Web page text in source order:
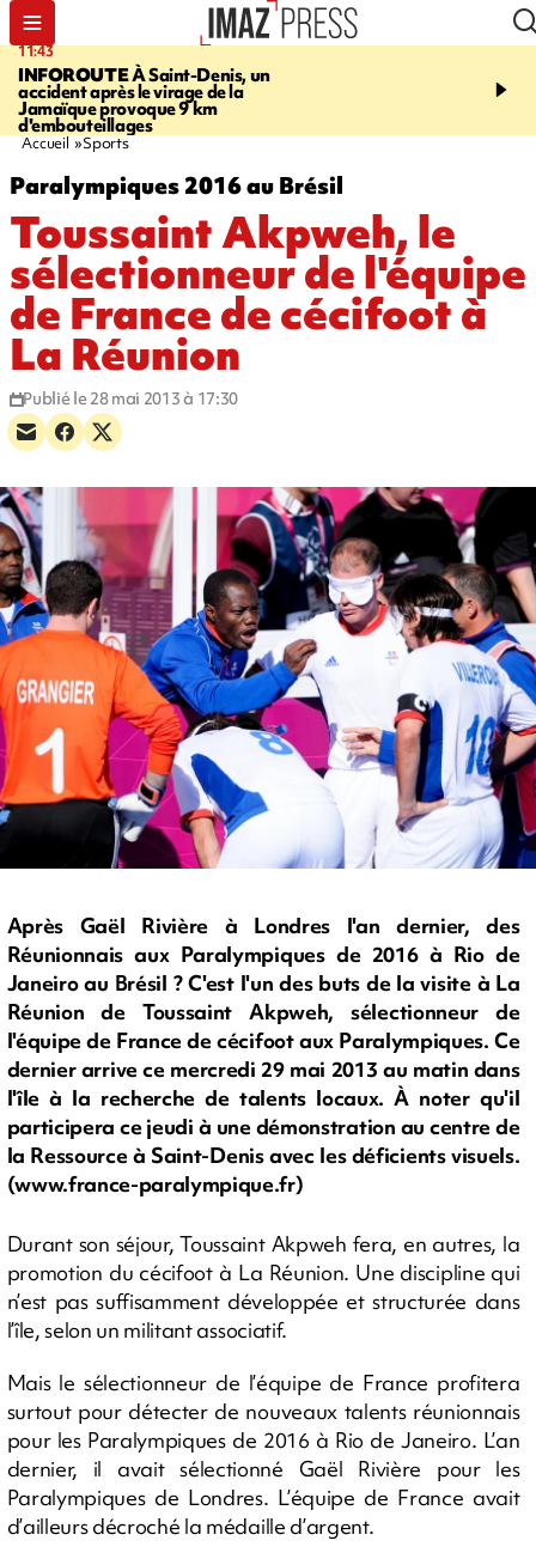
11:43
INFOROUTEÀ Saint-Denis, un
accident après le virage de la
Jamaïque provoque 9 km
d'embouteillages
16:35
gendarmes évacuent
Accueil Sports
Paralympiques 2016 au Brésil
Toussaint Akpweh, le
sélectionneur de l'équipe
de France de cécifoot à
La Réunion
Publié le 28 mai 2013 à 17:30
Après Gaël Rivière à Londres l'an dernier, des
Réunionnais aux Paralympiques de 2016 à Rio de
Janeiro au Brésil ? C'est l'un des buts de la visite à La
Réunion de Toussaint Akpweh, sélectionneur de
l'équipe de France de cécifoot aux Paralympiques. Ce
dernier arrive ce mercredi 29 mai 2013 au matin dans
l'île à la recherche de talents locaux. À noter qu'il
participera ce jeudi à une démonstration au centre de
la Ressource à Saint-Denis avec les déficients visuels.
(www.france-paralympique.fr)
Durant son séjour, Toussaint Akpweh fera, en autres, la
promotion du cécifoot à La Réunion. Une discipline qui
n’est pas suffisamment développée et structurée dans
l’île, selon un militant associatif.
Mais le sélectionneur de l’équipe de France profitera
surtout pour détecter de nouveaux talents réunionnais
pour les Paralympiques de 2016 à Rio de Janeiro. L’an
dernier, il avait sélectionné Gaël Rivière pour les
Paralympiques de Londres. L’équipe de France avait
d’ailleurs décroché la médaille d’argent.